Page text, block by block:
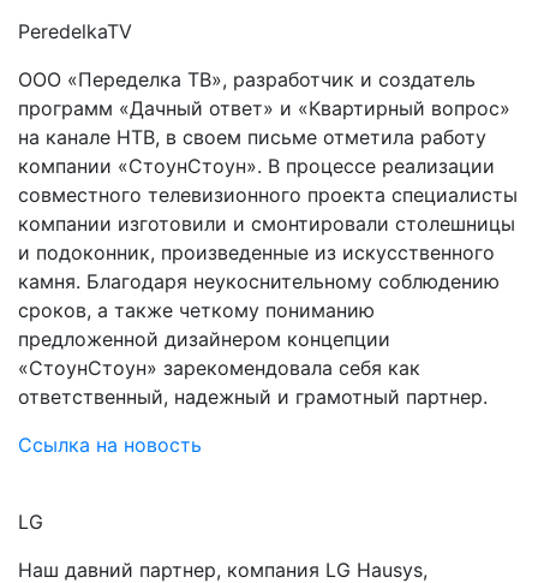
PeredelkaTV
ООО «Переделка ТВ», разработчик и создатель
программ «Дачный ответ» и «Квартирный вопрос»
на канале НТВ, в своем письме отметила работу
компании «СтоунСтоун». В процессе реализации
совместного телевизионного проекта специалисты
компании изготовили и смонтировали столешницы
и подоконник, произведенные из искусственного
камня. Благодаря неукоснительному соблюдению
сроков, а также четкому пониманию
предложенной дизайнером концепции
«СтоунСтоун» зарекомендовала себя как
ответственный, надежный и грамотный партнер.
Ссылка на новость
LG
Наш давний партнер, компания LG Hausys,